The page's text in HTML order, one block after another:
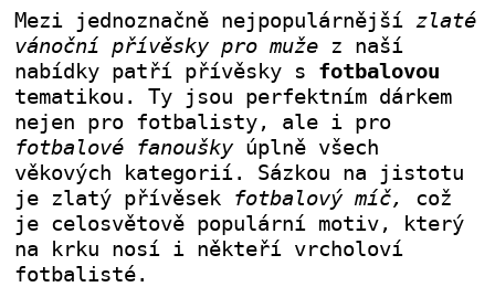
Mezi jednoznačně nejpopulárnější zlaté
vánoční přívěsky pro muže z naší
nabídky patří přívěsky s fotbalovou
tematikou. Ty jsou perfektním dárkem
nejen pro fotbalisty, ale i pro
fotbalové fanouškyúplně všech
věkových kategorií. Sázkou na jistotu
je zlatý přívěsek fotbalový míč,
což
je celosvětově populární motiv, který
na krku nosí i někteří vrcholoví
fotbalisté.